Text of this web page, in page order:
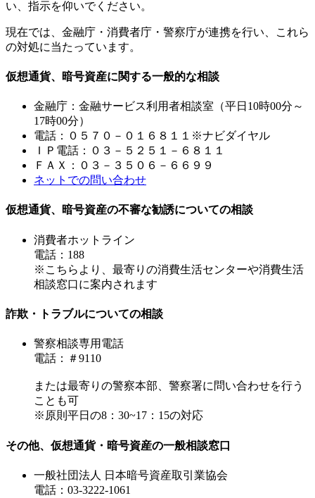
い、指示を仰いでください。
現在では、金融庁・消費者庁・警察庁が連携を行い、これら
の対処に当たっています。
仮想通貨、暗号資産に関する一般的な相談
金融庁：金融サービス利用者相談室（平日10時00分～
17時00分）
電話：０５７０－０１６８１１※ナビダイヤル
ＩＰ電話：０３－５２５１－６８１１
ＦＡＸ：０３－３５０６－６６９９
ネットでの問い合わせ
仮想通貨、暗号資産の不審な勧誘についての相談
消費者ホットライン
電話：188
※こちらより、最寄りの消費生活センターや消費生活
相談窓口に案内されます
詐欺・トラブルについての相談
警察相談専用電話
電話：＃9110
または最寄りの警察本部、警察署に問い合わせを行う
ことも可
※原則平日の8：30~17：15の対応
その他、仮想通貨・暗号資産の一般相談窓口
一般社団法人 日本暗号資産取引業協会
電話：03-3222-1061